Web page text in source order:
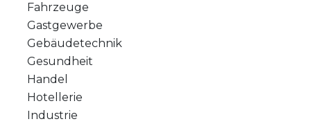
Fahrzeuge
Gastgewerbe
Gebäudetechnik
Gesundheit
Handel
Hotellerie
Industrie